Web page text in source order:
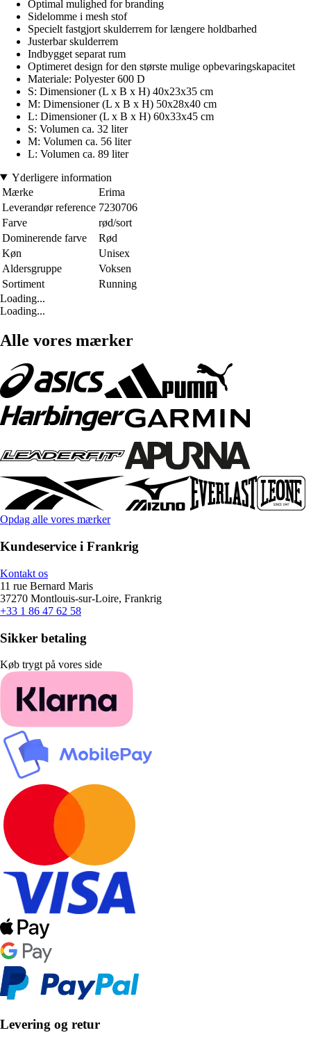
Optimal mulighed for branding
Sidelomme i mesh stof
Specielt fastgjort skulderrem for længere holdbarhed
Justerbar skulderrem
Indbygget separat rum
Optimeret design for den største mulige opbevaringskapacitet
Materiale: Polyester 600 D
S: Dimensioner (L x B x H) 40x23x35 cm
M: Dimensioner (L x B x H) 50x28x40 cm
L: Dimensioner (L x B x H) 60x33x45 cm
S: Volumen ca. 32 liter
M: Volumen ca. 56 liter
L: Volumen ca. 89 liter
Yderligere information
Mærke
Erima
Leverandør reference 7230706
Farve
rød/sort
Dominerende farve
Rød
Køn
Unisex
Aldersgruppe
Voksen
Sortiment
Running
Loading...
Loading...
Alle vores mærker
Opdag alle vores mærker
Kundeservice i Frankrig
Kontakt os
11 rue Bernard Maris
37270 Montlouis-sur-Loire, Frankrig
+33 1 86 47 62 58
Sikker betaling
Køb trygt på vores side
Levering og retur